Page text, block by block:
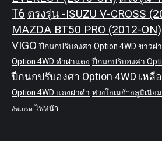
T6 ตรงรุ่น -ISUZU V-CROSS
MAZDA BT50 PRO (2012-ON)
VIGO ปีกนกปรับองศา Option 4WD ขาวฝ
Option 4WD ดำฝาแดง ปีกนกปรับองศา
ปีกนกปรับองศา Option 4WD เหลื
Option 4WD แดงฝาดำ ห่วงโอเมก้าอลูมิเนียม
อัพเกรด ไฟหน้า